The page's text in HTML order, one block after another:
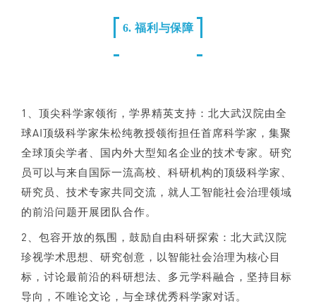
6. 福利与保障
1、顶尖科学家领衔，学界精英支持：北大武汉院由全
球AI顶级科学家朱松纯教授领衔担任首席科学家，集聚
全球顶尖学者、国内外大型知名企业的技术专家。研究
员可以与来自国际一流高校、科研机构的顶级科学家、
研究员、技术专家共同交流，就人工智能社会治理领域
的前沿问题开展团队合作。
2、包容开放的氛围，鼓励自由科研探索：北大武汉院
珍视学术思想、研究创意，以智能社会治理为核心目
标，讨论最前沿的科研想法、多元学科融合，坚持目标
导向，不唯论文论，与全球优秀科学家对话。